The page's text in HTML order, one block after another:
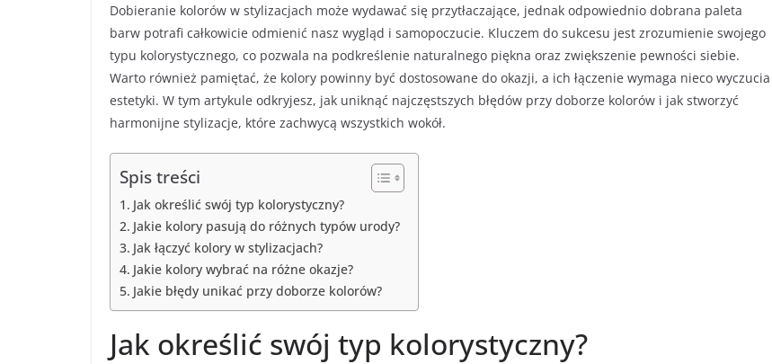
Dobieranie kolorów w stylizacjach może wydawać się przytłaczające, jednak odpowiednio dobrana paleta
barw potrafi całkowicie odmienić nasz wygląd i samopoczucie. Kluczem do sukcesu jest zrozumienie swojego
typu kolorystycznego, co pozwala na podkreślenie naturalnego piękna oraz zwiększenie pewności siebie.
Warto również pamiętać, że kolory powinny być dostosowane do okazji, a ich łączenie wymaga nieco wyczucia
estetyki. W tym artykule odkryjesz, jak uniknąć najczęstszych błędów przy doborze kolorów i jak stworzyć
harmonijne stylizacje, które zachwycą wszystkich wokół.
Spis treści
Jak określić swój typ kolorystyczny?
Jakie kolory pasują do różnych typów urody?
Jak łączyć kolory w stylizacjach?
Jakie kolory wybrać na różne okazje?
Jakie błędy unikać przy doborze kolorów?
Jak określić swój typ kolorystyczny?